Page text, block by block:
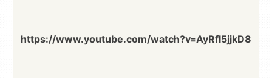
https://www.youtube.com/watch?v=AyRfI5jjkD8